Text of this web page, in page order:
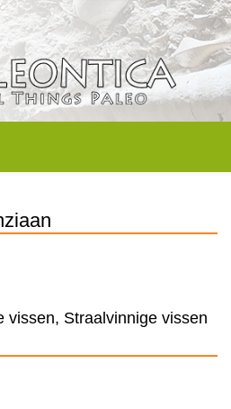
vissen, Straalvinnige vissen